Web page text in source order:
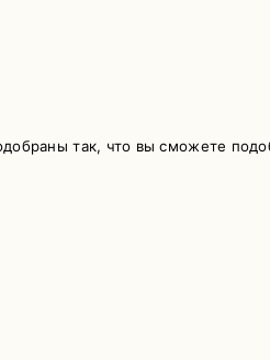
так, что вы сможете